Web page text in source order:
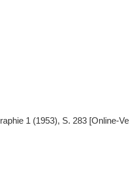
1 (1953), S. 283 [Online-